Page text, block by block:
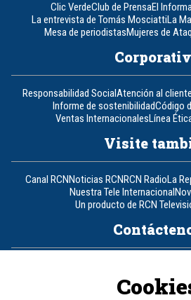
Clic VerdeClub de PrensaEl
La entrevista de Tomás MosciattiLa
Mesa de periodistasMujeres de
Responsabilidad SocialAtención al cliente
Informe de sostenibilidadCódigo
Ventas InternacionalesLínea
Visite
Canal RCNNoticias RCNRCN RadioLa
Nuestra Tele Internacional
Un producto de RCN